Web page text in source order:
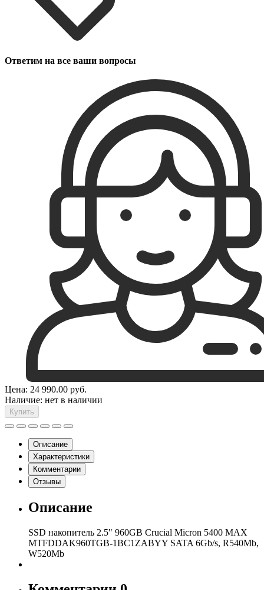
Ответим на все ваши вопросы
Цена: 24 990.00 руб.
Наличие: нет в наличии
Купить
Описание
Характеристики
Комментарии
Отзывы
Описание
SSD накопитель 2.5" 960GB Crucial Micron 5400 MAX
MTFDDAK960TGB-1BC1ZABYY SATA 6Gb/s, R540Mb,
W520Mb